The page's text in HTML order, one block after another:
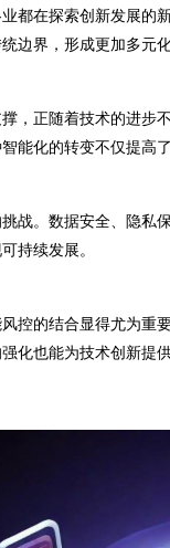
在探索创新发展的
边界，形成更加多元
正随着技术的进步
能化的转变不仅提高
。数据安全、隐私
持续发展。
的结合显得尤为重
化也能为技术创新提